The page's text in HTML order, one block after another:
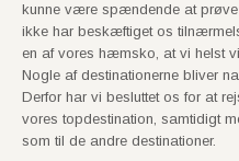
kunne være spændende at prøve
ikke har beskæftiget os
en af vores hæmsko, at vi helst
Nogle af destinationerne bliver
Derfor har vi besluttet os for at
vores topdestination, samtidigt
som til de andre destinationer.